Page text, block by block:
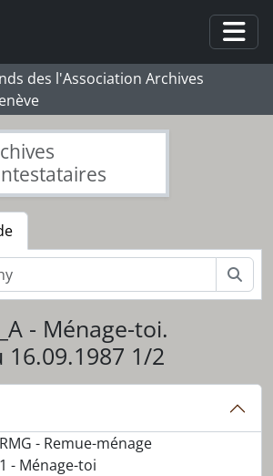
des l'Association Archives
- Ménage-toi.
16.09.1987 1/2
- Remue-ménage
- Ménage-toi